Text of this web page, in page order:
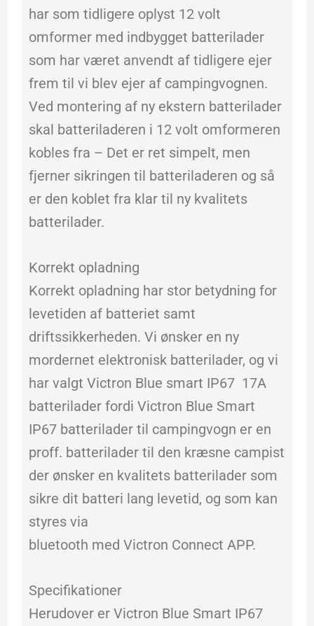
har som tidligere oplyst 12 volt
omformer med indbygget batterilader
som har været anvendt af tidligere ejer
frem til vi blev ejer af campingvognen.
Ved montering af ny ekstern batterilader
skal batteriladeren i 12 volt omformeren
kobles fra – Det er ret simpelt, men
fjerner sikringen til batteriladeren og så
er den koblet fra klar til ny kvalitets
batterilader.
Korrekt opladning
Korrekt opladning har stor betydning for
levetiden af batteriet samt
driftssikkerheden. Vi ønsker en ny
mordernet elektronisk batterilader, og vi
har valgt Victron Blue smart IP67 17A
batterilader fordi Victron Blue Smart
IP67 batterilader til campingvogn er en
proff. batterilader til den kræsne campist
der ønsker en kvalitets batterilader som
sikre dit batteri lang levetid, og som kan
styres via
bluetooth med Victron Connect APP.
Specifikationer
Herudover er Victron Blue Smart IP67